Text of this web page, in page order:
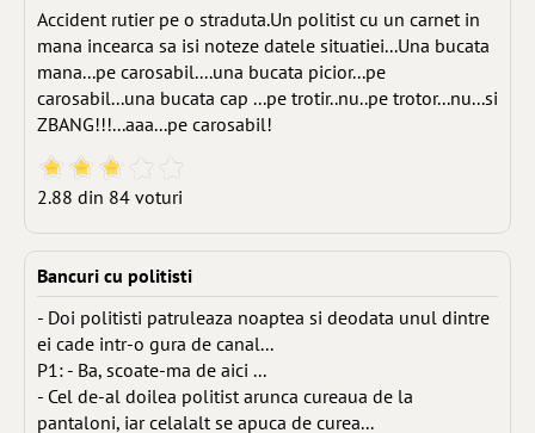
Accident rutier pe o straduta.Un politist cu un carnet in
mana incearca sa isi noteze datele situatiei...Una bucata
mana...pe carosabil....una bucata picior...pe
carosabil...una bucata cap ...pe trotir..nu..pe trotor...nu...si
ZBANG!!!...aaa...pe carosabil!
2.88 din 84 voturi
Bancuri cu politisti
- Doi politisti patruleaza noaptea si deodata unul dintre
ei cade intr-o gura de canal...
P1: - Ba, scoate-ma de aici ...
- Cel de-al doilea politist arunca cureaua de la
pantaloni, iar celalalt se apuca de curea...